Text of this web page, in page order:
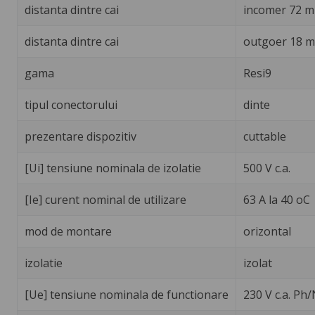
distanta dintre cai incomer 72
distanta dintre cai outgoer 18
gama Resi9
tipul conectorului dinte
prezentare dispozitiv cuttable
[Ui] tensiune nominala de izolatie 500 V c.a.
[Ie] curent nominal de utilizare 63 A la 40 oC
mod de montare orizontal
izolatie izolat
[Ue] tensiune nominala de functionare 230 V c.a. Ph/